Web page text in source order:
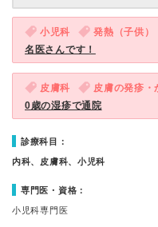
小児科 発熱（子供）
名医さんです！
皮膚科 皮膚の発疹・
0歳の湿疹で通院
診療科目：
内科、皮膚科、小児科
専門医・資格：
小児科専門医